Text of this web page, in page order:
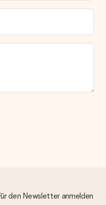
den Newsletter anmelden